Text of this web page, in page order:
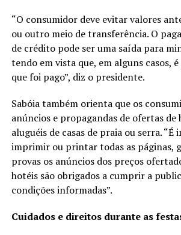
“O consumidor deve evitar valores
ou outro meio de transferência. O
de crédito pode ser uma saída para
tendo em vista que, em alguns casos,
que foi pago”, diz o presidente.
Sabóia também orienta que os
anúncios e propagandas de ofertas de
aluguéis de casas de praia ou serra.
imprimir ou printar todas as páginas,
provas os anúncios dos preços
hotéis são obrigados a cumprir a
condições informadas”.
Cuidados e direitos durante as